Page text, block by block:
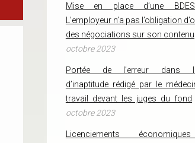
Mise en place d’une
L’employeur n’a pas l’obligation
des négociations sur son contenu
octobre 2023
Portée de l’erreur dans
d’inaptitude rédigé par le
travail devant les juges du fond
octobre 2023
Licenciements